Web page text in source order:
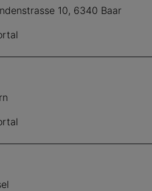
10, 6340 Baar